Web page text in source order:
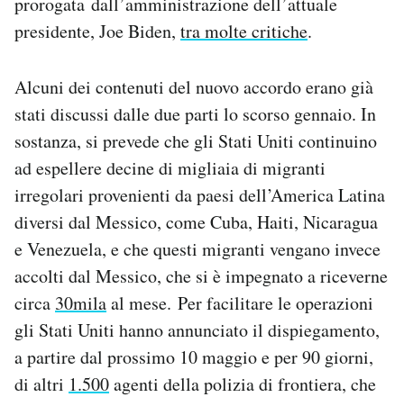
presidente, Joe Biden, tra molte critiche.
Alcuni dei contenuti del nuovo accordo erano già
stati discussi dalle due parti lo scorso gennaio. In
sostanza, si prevede che gli Stati Uniti continuino
ad espellere decine di migliaia di migranti
irregolari provenienti da paesi dell’America Latina
diversi dal Messico, come Cuba, Haiti, Nicaragua
e Venezuela, e che questi migranti vengano invece
accolti dal Messico, che si è impegnato a riceverne
circa 30milaal mese. Per facilitare le operazioni
gli Stati Uniti hanno annunciato il dispiegamento,
a partire dal prossimo 10 maggio e per 90 giorni,
di altri 1.500agenti della polizia di frontiera, che